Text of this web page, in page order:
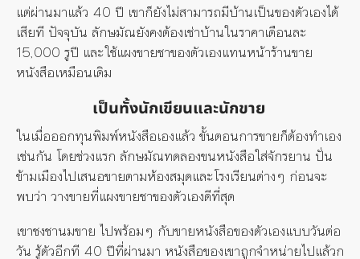
แต่ผ่านมาแล้ว 40 ปี เขาก็ยังไม่สามารถมีบ้านเป็นของตัวเองได้
เสียที ปัจจุบัน ลักษมัณยังคงต้องเช่าบ้านในราคาเดือนละ
15,000 รูปี และใช้แผงขายชาของตัวเองแทนหน้าร้านขาย
หนังสือเหมือนเดิม
เป็นทั้งนักเขียนและนักขาย
ในเมื่อออกทุนพิมพ์หนังสือเองแล้ว ขั้นตอนการขายก็ต้องทำเอง
เช่นกัน โดยช่วงแรก ลักษมัณทดลองขนหนังสือใส่จักรยาน ปั่น
ข้ามเมืองไปเสนอขายตามห้องสมุดและโรงเรียนต่างๆ ก่อนจะ
พบว่า วางขายที่แผงขายชาของตัวเองดีที่สุด
เขาชงชานมขาย ไปพร้อมๆ กับขายหนังสือของตัวเองแบบวันต่อ
วัน รู้ตัวอีกที 40 ปีที่ผ่านมา หนังสือของเขาถูกจำหน่ายไปแล้วก